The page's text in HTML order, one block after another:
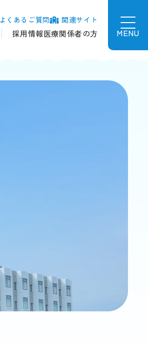
よくあるご質問 関連サイト
採用情報医療関係者の方 MENU